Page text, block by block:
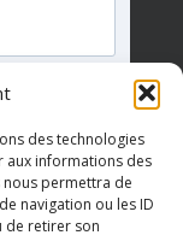
des technologies
aux informations des
nous permettra de
navigation ou les ID
de retirer son